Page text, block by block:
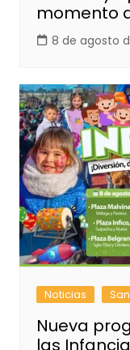
momento
8 de agosto
Noticias
Nueva
las